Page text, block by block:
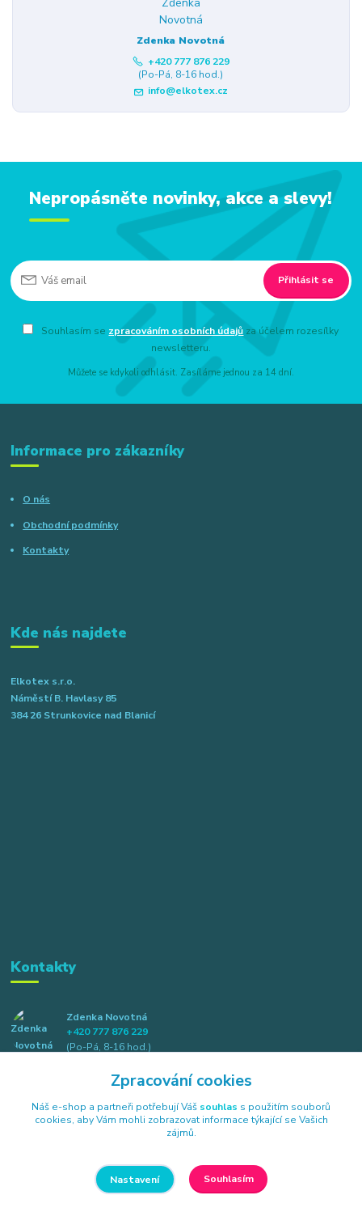
Zdenka Novotná
+420 777 876 229
(Po-Pá, 8-16 hod.)
info@elkotex.cz
Nepropásněte novinky, akce a slevy!
Přihlásit se
Souhlasím se zpracováním osobních údajů za účelem rozesílky
newsletteru.
Můžete se kdykoli odhlásit. Zasíláme jednou za 14 dní.
Informace pro zákazníky
O nás
Obchodní podmínky
Kontakty
Kde nás najdete
Elkotex s.r.o.
Náměstí B. Havlasy 85
384 26 Strunkovice nad Blanicí
Kontakty
Zdenka Novotná
+420 777 876 229
(Po-Pá, 8-16 hod.)
Všechna práva vyhrazena Elkotex s.r.o., Náměstí B. Havlasy 85, 384 26
Zpracování cookies
Náš e-shop a partneři potřebují Váš souhlas s použitím souborů
cookies, aby Vám mohli zobrazovat informace týkající se Vašich
zájmů.
Nastavení Souhlasím